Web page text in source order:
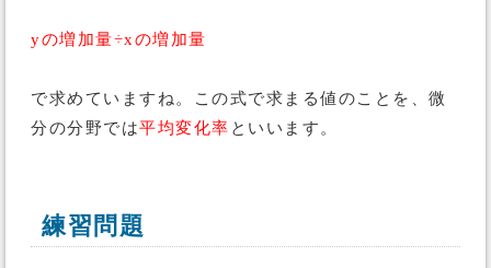
yの増加量÷xの増加量
で求めていますね。この式で求まる値のことを、微
分の分野では平均変化率 といいます。
練習問題